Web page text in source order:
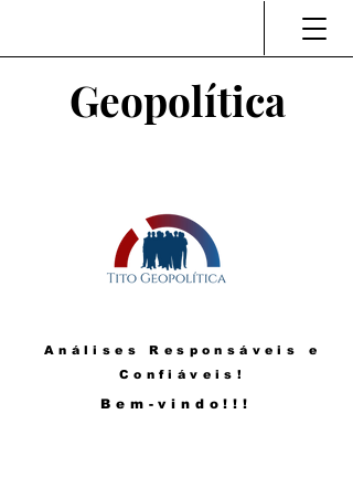
Geopolítica
Análises Responsáveis e
Confiáveis!
Bem-vindo!!!